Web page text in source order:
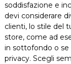
soddisfazione e
devi considerare
clienti, lo stile del
store, come ad
in sottofondo o se
privacy. Scegli